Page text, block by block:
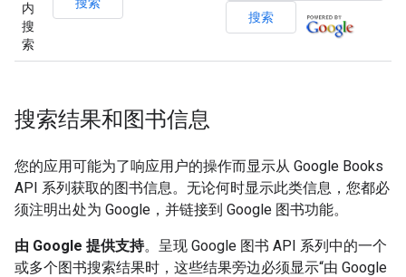
内
搜
索
搜索结果和图书信息
您的应用可能为了响应用户的操作而显示从 Google Books
API 系列获取的图书信息。无论何时显示此类信息，您都必
须注明出处为 Google，并链接到 Google 图书功能。
由 Google 提供支持。呈现 Google 图书 API 系列中的一个
或多个图书搜索结果时，这些结果旁边必须显示“由 Google